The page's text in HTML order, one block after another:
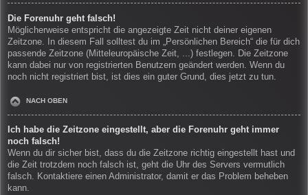
Die Forenuhr geht falsch!
Möglicherweise entspricht die angezeigte Zeit nicht deiner eigenen
Zeitzone. In diesem Fall solltest du im „Persönlichen Bereich“ die für dich
passende Zeitzone (Mitteleuropäische Zeit, ...) festlegen. Die Zeitzone
kann dabei nur von registrierten Benutzern geändert werden. Wenn du
noch nicht registriert bist, ist dies ein guter Grund, dies jetzt zu tun.
NACH OBEN
Ich habe die Zeitzone eingestellt, aber die Forenuhr geht immer
noch falsch!
Wenn du dir sicher bist, dass du die Zeitzone richtig eingestellt hast und
die Zeit trotzdem noch falsch ist, geht die Uhr des Servers vermutlich
falsch. Kontaktiere einen Administrator, damit er das Problem beheben
kann.